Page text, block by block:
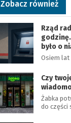
Zobacz również
Rząd
było o
Osiem lat
Czy
Żabka
do części